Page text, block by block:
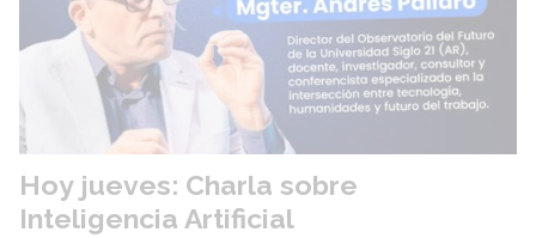
Hoy jueves: Charla sobre
Inteligencia Artificial